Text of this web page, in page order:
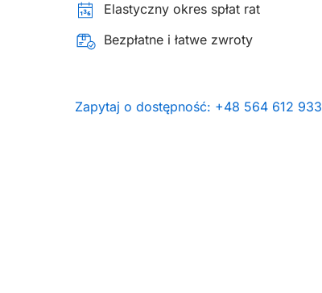
Elastyczny okres spłat rat
Bezpłatne i łatwe zwroty
Zapytaj o dostępność: +48 564 612 933